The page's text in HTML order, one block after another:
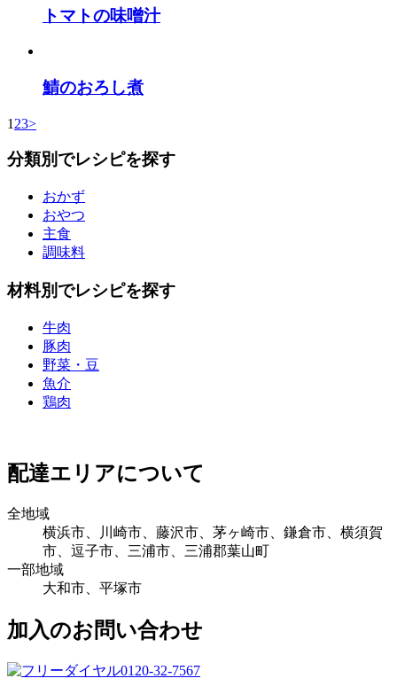
トマトの味噌汁
鯖のおろし煮
1 23>
分類別でレシピを探す
おかず
おやつ
主食
調味料
材料別でレシピを探す
牛肉
豚肉
野菜・豆
魚介
鶏肉
配達エリアについて
全地域
横浜市、川崎市、藤沢市、茅ヶ崎市、鎌倉市、横須賀
市、逗子市、三浦市、三浦郡葉山町
一部地域
大和市、平塚市
加入のお問い合わせ
0120-32-7567